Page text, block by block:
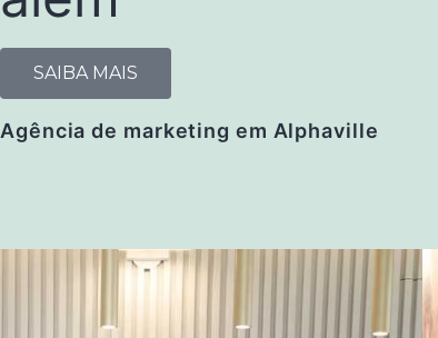
SAIBA MAIS
Agência de marketing em Alphaville